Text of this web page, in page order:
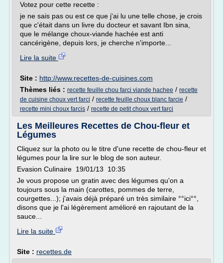
Votez pour cette recette :
je ne sais pas ou est ce que j'ai lu une telle chose, je crois
que c'était dans un livre du docteur et savant Ibn sina,
que le mélange choux-viande hachée est anti
cancérigène, depuis lors, je cherche n'importe...
Lire la suite
Site : http://www.recettes-de-cuisines.com
Thèmes liés : recette feuille chou farci viande hachee / recette
de cuisine choux vert farci / recette feuille choux blanc farcie /
recette mini choux farcis / recette de petit choux vert farci
Les Meilleures Recettes de Chou-fleur et
Légumes
Cliquez sur la photo ou le titre d'une recette de chou-fleur et
légumes pour la lire sur le blog de son auteur.
Evasion Culinaire 19/01/13 10:35
Je vous propose un gratin avec des légumes qu'on a
toujours sous la main (carottes, pommes de terre,
courgettes...); j'avais déjà préparé un très similaire °°ici°°,
disons que je l'ai légèrement amélioré en rajoutant de la
sauce...
Lire la suite
Site : recettes.de